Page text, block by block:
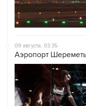
09 августа, 03:35
Аэропорт